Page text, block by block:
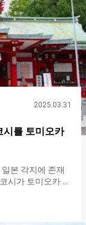
박수를 두 번 치
2025.03.31
시를 토미오카
본 각지에 존재
시가 토미오카 하
을 자아내는 아